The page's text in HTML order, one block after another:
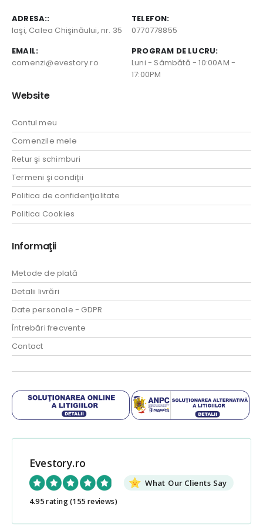
ADRESA::
Iaşi, Calea Chişinăului, nr. 35
TELEFON:
0770778855
EMAIL:
comenzi@evestory.ro
PROGRAM DE LUCRU:
Luni - Sâmbătă - 10:00AM -
17:00PM
Website
Contul meu
Comenzile mele
Retur şi schimburi
Termeni şi condiţii
Politica de confidenţialitate
Politica Cookies
Informaţii
Metode de plată
Detalii livrări
Date personale - GDPR
Întrebări frecvente
Contact
Evestory.ro
What Our Clients Say
4.95 rating(155 reviews)